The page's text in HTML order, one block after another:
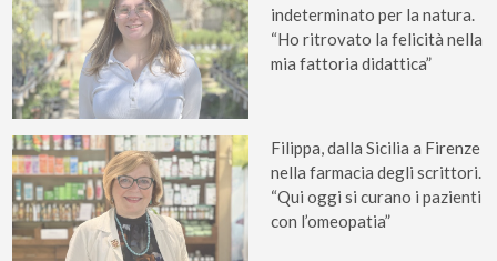
indeterminato per la natura.
“Ho ritrovato la felicità nella
mia fattoria didattica”
Filippa, dalla Sicilia a Firenze
nella farmacia degli scrittori.
“Qui oggi si curano i pazienti
con l’omeopatia”